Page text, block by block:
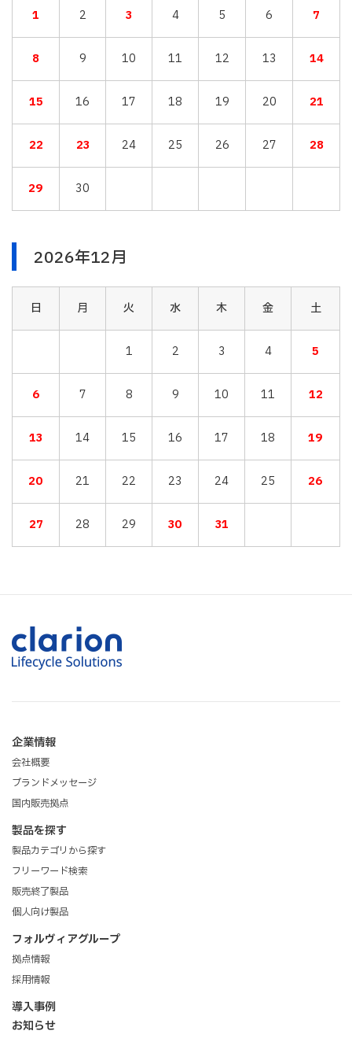
1 2 3 4 5 6 7
8 9 10 11 12 13 14
15 16 17 18 19 20 21
22 23 24 25 26 27 28
29 30
2026年12月
日 月 火 水 木 金 土
1 2 3 4 5
6 7 8 9 10 11 12
13 14 15 16 17 18 19
20 21 22 23 24 25 26
27 28 29 30 31
企業情報
会社概要
ブランドメッセージ
国内販売拠点
製品を探す
製品カテゴリから探す
フリーワード検索
販売終了製品
個人向け製品
フォルヴィアグループ
拠点情報
採用情報
導入事例
お知らせ